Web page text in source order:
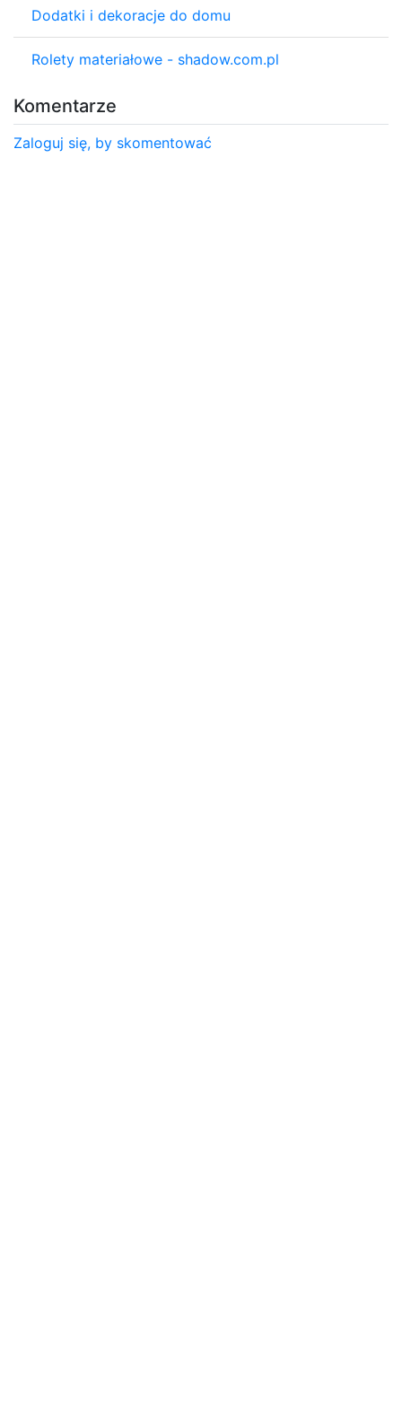
Dodatki i dekoracje do domu
Rolety materiałowe - shadow.com.pl
Komentarze
Zaloguj się, by skomentować